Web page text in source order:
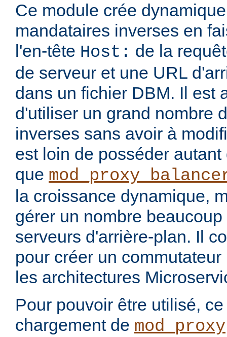
Ce module crée
mandataires inverses en
l'en-tête Host: de la
de serveur et une URL
dans un fichier DBM. Il est
d'utiliser un grand nombre
inverses sans avoir à
est loin de posséder
que
la croissance dynamique,
gérer un nombre
serveurs d'arrière-plan. Il
pour créer un
les architectures
Pour pouvoir être utilisé,
chargement de mod_proxy